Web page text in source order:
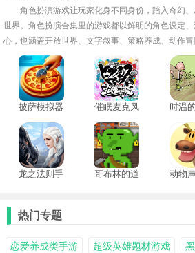
角色扮演游戏让玩家化身不同身份，踏入奇幻
世界。角色扮演合集里的游戏都以鲜明的角色设定
心，也涵盖开放世界、文字叙事、策略养成、动作
玩家的探索与战斗欲望。玩家可自由塑造角色外观
界的走向与结局。
披萨模拟器
催眠麦克风
时温
龙之法则手
哥布林的道
动物
热门专题
恋爱养成类手游 超级英雄题材游戏